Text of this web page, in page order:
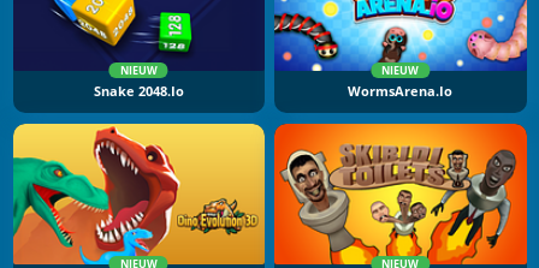
NIEUW
Snake 2048.io
NIEUW
WormsArena.io
NIEUW NIEUW